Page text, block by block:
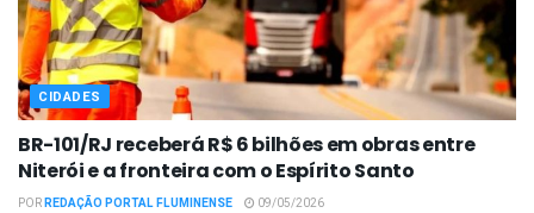
CIDADES
BR-101/RJ receberá R$ 6 bilhões em obras entre
Niterói e a fronteira com o Espírito Santo
PORREDAÇÃO PORTAL FLUMINENSE 09/05/2026